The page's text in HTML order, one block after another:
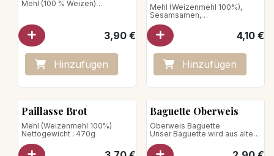
Mehl (100 % Weizen)
3,90€
Hinzufügen
Mehl (Weizenmehl 100%),
Sesamsamen,
Sonnenblumensamen,
Leinsamen, Haferflocken
Nettogewicht : 470 g
4,10€
Hinzufügen
Paillasse Brot
Mehl (Weizenmehl 100%)
Nettogewicht : 470g
Baguette Oberweis
Oberweis Baguette
Unser Baguette wird aus altem
Weizenmehl* hergestellt und
von unseren